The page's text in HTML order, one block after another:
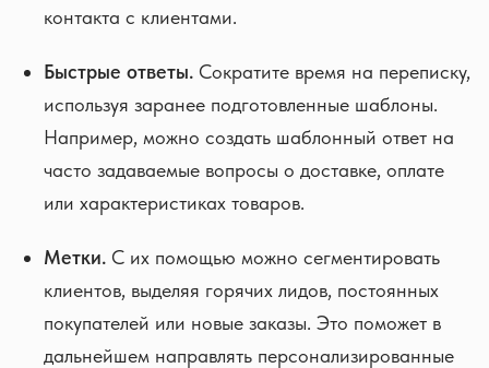
контакта с клиентами.
Быстрые ответы. Сократите время на переписку,
используя заранее подготовленные шаблоны.
Например, можно создать шаблонный ответ на
часто задаваемые вопросы о доставке, оплате
или характеристиках товаров.
Метки. С их помощью можно сегментировать
клиентов, выделяя горячих лидов, постоянных
покупателей или новые заказы. Это поможет в
дальнейшем направлять персонализированные